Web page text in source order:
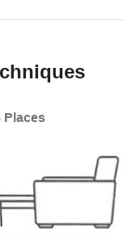
Places